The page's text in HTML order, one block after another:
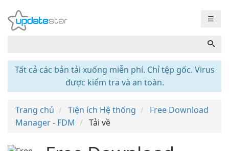
☰
Tất cả các bản tải xuống miễn phí. Chỉ tệp gốc. Virus
được kiểm tra và an toàn.
Trang chủ Tiện ích Hệ thống
Free Download
Manager - FDM
Tải về